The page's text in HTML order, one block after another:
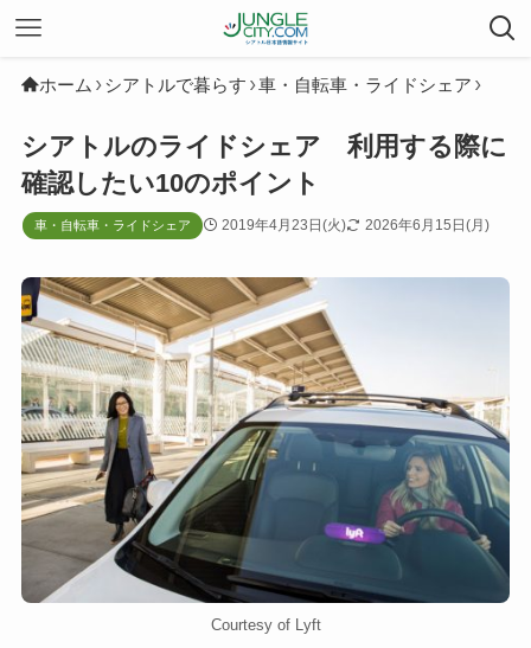
ホーム シアトルで暮らす 車・自転車・ライドシェア
シアトルのライドシェア 利用する際に
確認したい10のポイント
車・自転車・ライドシェア 2019年4月23日(火) 2026年6月15日(月)
Courtesy of Lyft